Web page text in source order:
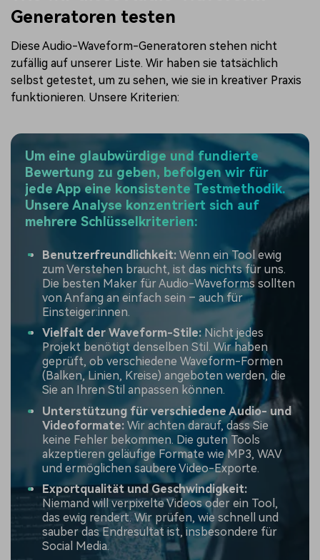
Generatoren testen
Diese Audio-Waveform-Generatoren stehen nicht
zufällig auf unserer Liste. Wir haben sie tatsächlich
selbst getestet, um zu sehen, wie sie in kreativer Praxis
funktionieren. Unsere Kriterien:
Um eine glaubwürdige und fundierte
Bewertung zu geben, befolgen wir für
jede App eine konsistente Testmethodik.
Unsere Analyse konzentriert sich auf
mehrere Schlüsselkriterien:
Benutzerfreundlichkeit: Wenn ein Tool ewig
zum Verstehen braucht, ist das nichts für uns.
Die besten Maker für Audio-Waveforms sollten
von Anfang an einfach sein – auch für
Einsteiger:innen.
Vielfalt der Waveform-Stile:Nicht jedes
Projekt benötigt denselben Stil. Wir haben
geprüft, ob verschiedene Waveform-Formen
(Balken, Linien, Kreise) angeboten werden, die
Sie an Ihren Stil anpassen können.
Unterstützung für verschiedene Audio- und
Videoformate: Wir achten darauf, dass Sie
keine Fehler bekommen. Die guten Tools
akzeptieren geläufige Formate wie MP3, WAV
und ermöglichen saubere Video-Exporte.
Exportqualität und Geschwindigkeit:
Niemand will verpixelte Videos oder ein Tool,
das ewig rendert. Wir prüfen, wie schnell und
sauber das Endresultat ist, insbesondere für
Social Media.